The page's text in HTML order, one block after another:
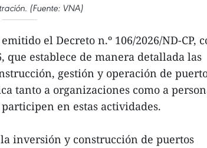
(Fuente: VNA)
el Decreto n.º 106/2026/ND-CP,
que establece de manera detallada las
gestión y operación de
tanto a organizaciones como a
en estas actividades.
inversión y construcción de puertos